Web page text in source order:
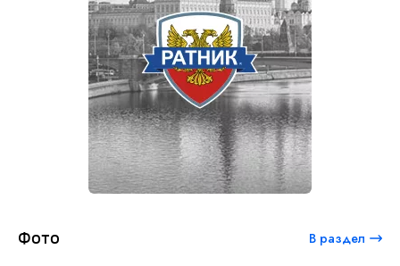
Фото В раздел